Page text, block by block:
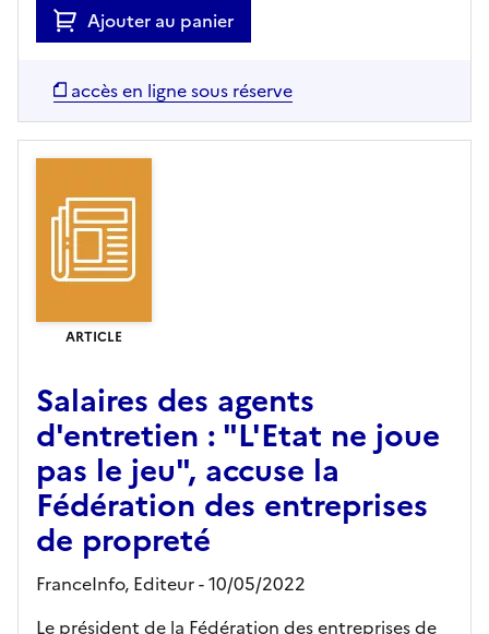
Ajouter au panier
accès en ligne sous réserve
ARTICLE
Salaires des agents
d'entretien : "L'Etat ne joue
pas le jeu", accuse la
Fédération des entreprises
de propreté
FranceInfo, Editeur- 10/05/2022
Le président de la Fédération des entreprises de